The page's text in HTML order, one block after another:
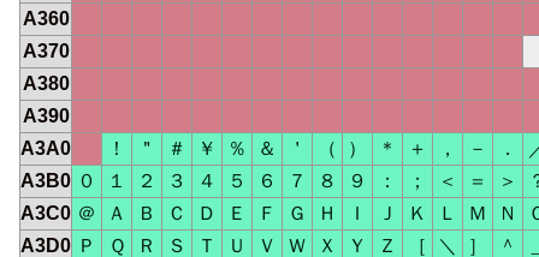
A360
A370
A380
A390
A3A0
！ ＂ ＃ ￥ ％ ＆ ＇ （ ） ＊ ＋ ， － ．
A3B0 ０ １ ２ ３ ４ ５ ６ ７ ８ ９ ： ； ＜ ＝ ＞
A3C0 ＠ Ａ Ｂ Ｃ Ｄ Ｅ Ｆ Ｇ Ｈ Ｉ Ｊ Ｋ Ｌ Ｍ Ｎ
A3D0 Ｐ Ｑ Ｒ Ｓ Ｔ Ｕ Ｖ Ｗ Ｘ Ｙ Ｚ ［ ＼ ］ ＾